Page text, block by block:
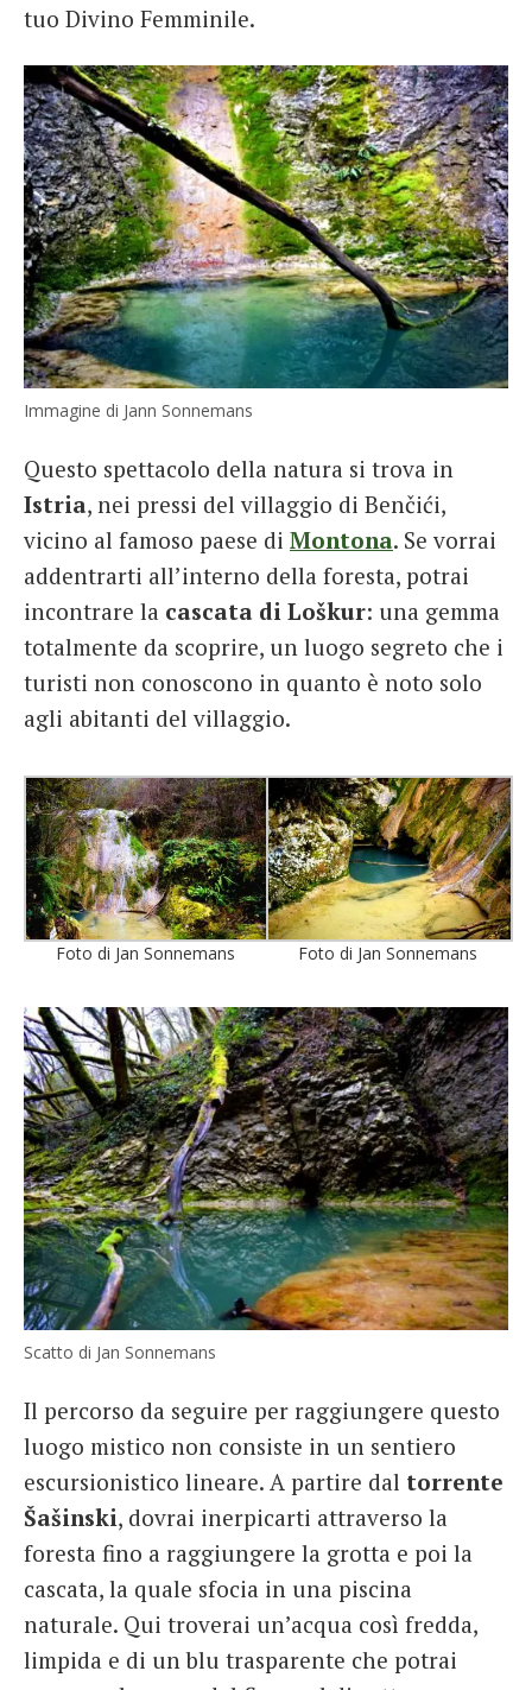
tuo Divino Femminile.
Immagine di Jann Sonnemans
Questo spettacolo della natura si trova in
Istria, nei pressi del villaggio di Benčići,
vicino al famoso paese di Montona. Se vorrai
addentrarti all’interno della foresta, potrai
incontrare la cascata di Loškur: una gemma
totalmente da scoprire, un luogo segreto che i
turisti non conoscono in quanto è noto solo
agli abitanti del villaggio.
Foto di Jan Sonnemans Foto di Jan Sonnemans
Scatto di Jan Sonnemans
Il percorso da seguire per raggiungere questo
luogo mistico non consiste in un sentiero
escursionistico lineare. A partire dal torrente
Šašinski, dovrai inerpicarti attraverso la
foresta fino a raggiungere la grotta e poi la
cascata, la quale sfocia in una piscina
naturale. Qui troverai un’acqua così fredda,
limpida e di un blu trasparente che potrai